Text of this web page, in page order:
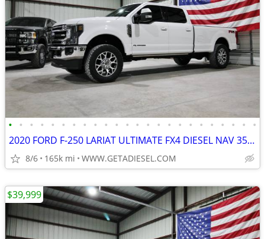
• • • • • • • • • • • • • • • • • • • • • • • •
2020 FORD F-250 LARIAT ULTIMATE FX4 DIESEL NAV 35" TOYOS B&W HITCH!
8/6 165k mi WWW.GETADIESEL.COM
$39,999